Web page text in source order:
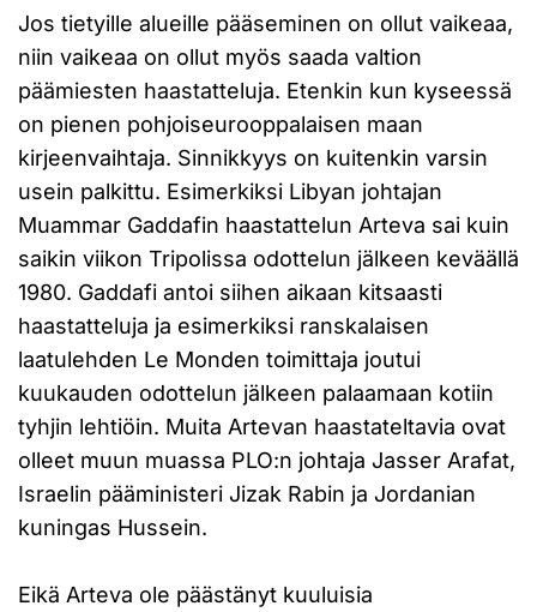
Jos tietyille alueille pääseminen on ollut vaikeaa,
niin vaikeaa on ollut myös saada valtion
päämiesten haastatteluja. Etenkin kun kyseessä
on pienen pohjoiseurooppalaisen maan
kirjeenvaihtaja. Sinnikkyys on kuitenkin varsin
usein palkittu. Esimerkiksi Libyan johtajan
Muammar Gaddafin haastattelun Arteva sai kuin
saikin viikon Tripolissa odottelun jälkeen keväällä
1980. Gaddafi antoi siihen aikaan kitsaasti
haastatteluja ja esimerkiksi ranskalaisen
laatulehden Le Monden toimittaja joutui
kuukauden odottelun jälkeen palaamaan kotiin
tyhjin lehtiöin. Muita Artevan haastateltavia ovat
olleet muun muassa PLO:n johtaja Jasser Arafat,
Israelin pääministeri Jizak Rabin ja Jordanian
kuningas Hussein.
Eikä Arteva ole päästänyt kuuluisia